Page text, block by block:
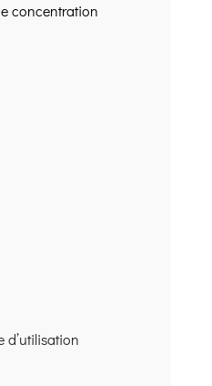
concentration
d’utilisation